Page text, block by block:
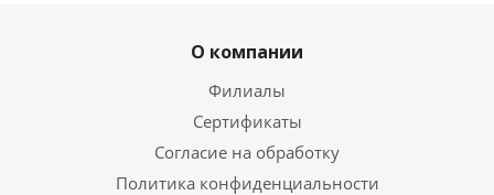
О компании
Филиалы
Сертификаты
Согласие на обработку
Политика конфиденциальности